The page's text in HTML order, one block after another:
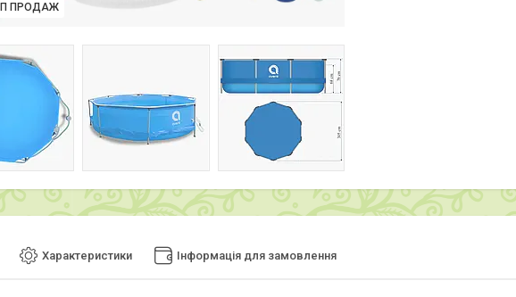
ПРОДАЖ
Характеристики Інформація для замовлення